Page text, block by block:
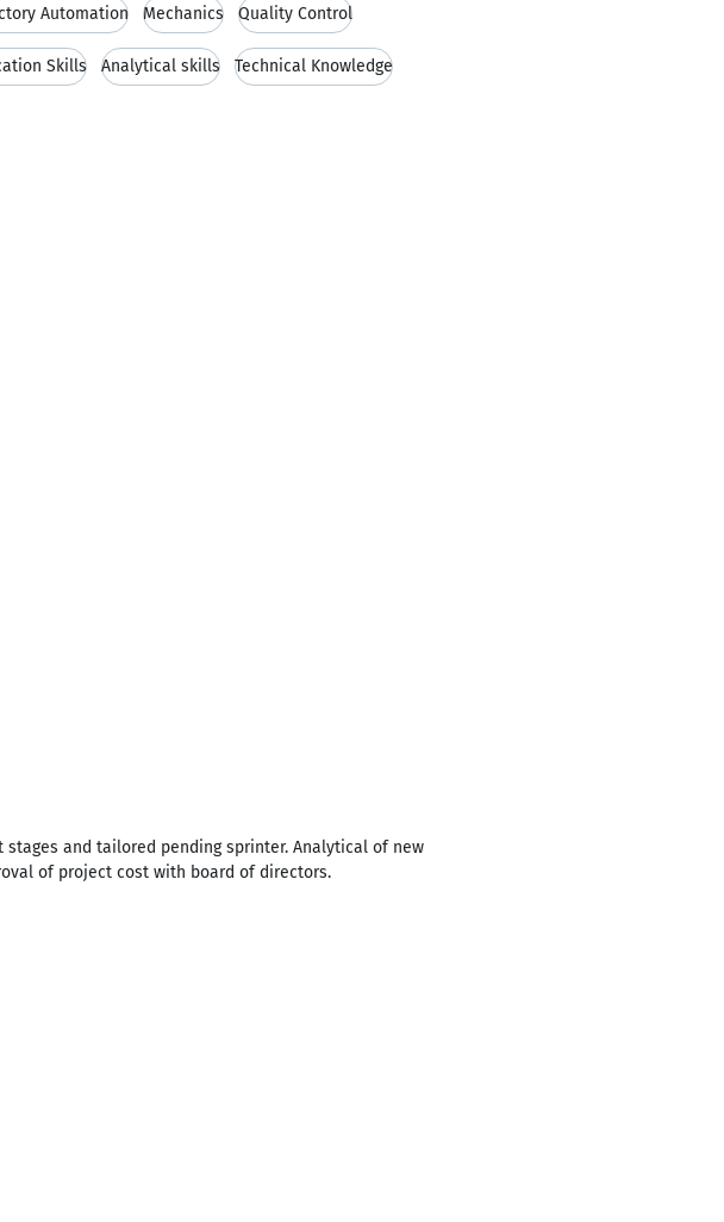
Automation Mechanics Quality Control
Skills Analytical skills Technical Knowledge
and tailored pending sprinter. Analytical of new
of project cost with board of directors.